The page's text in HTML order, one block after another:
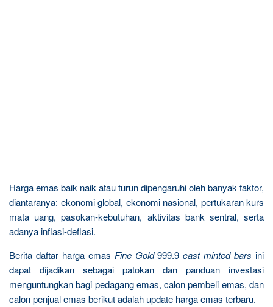
Harga emas baik naik atau turun dipengaruhi oleh banyak faktor,
diantaranya: ekonomi global, ekonomi nasional, pertukaran kurs
mata uang, pasokan-kebutuhan, aktivitas bank sentral, serta
adanya inflasi-deflasi.
Berita daftar harga emas Fine Gold999.9cast minted barsini
dapat dijadikan sebagai patokan dan panduan investasi
menguntungkan bagi pedagang emas, calon pembeli emas, dan
calon penjual emas berikut adalah update harga emas terbaru.